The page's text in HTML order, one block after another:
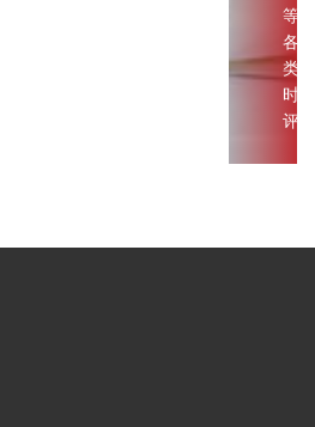
等
各
类
时
评。